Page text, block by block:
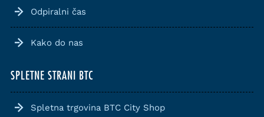
Odpiralni čas
Kako do nas
SPLETNE STRANI BTC
Spletna trgovina BTC City Shop